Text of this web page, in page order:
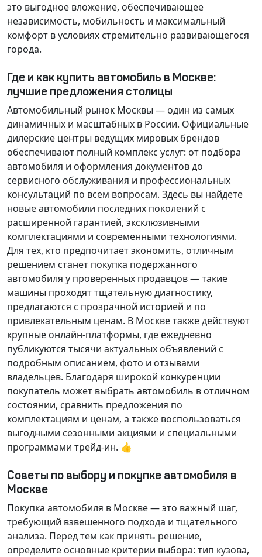
это выгодное вложение, обеспечивающее
независимость, мобильность и максимальный
комфорт в условиях стремительно развивающегося
города.
Где и как купить автомобиль в Москве:
лучшие предложения столицы
Автомобильный рынок Москвы — один из самых
динамичных и масштабных в России. Официальные
дилерские центры ведущих мировых брендов
обеспечивают полный комплекс услуг: от подбора
автомобиля и оформления документов до
сервисного обслуживания и профессиональных
консультаций по всем вопросам. Здесь вы найдете
новые автомобили последних поколений с
расширенной гарантией, эксклюзивными
комплектациями и современными технологиями.
Для тех, кто предпочитает экономить, отличным
решением станет покупка подержанного
автомобиля у проверенных продавцов — такие
машины проходят тщательную диагностику,
предлагаются с прозрачной историей и по
привлекательным ценам. В Москве также действуют
крупные онлайн-платформы, где ежедневно
публикуются тысячи актуальных объявлений с
подробным описанием, фото и отзывами
владельцев. Благодаря широкой конкуренции
покупатель может выбрать автомобиль в отличном
состоянии, сравнить предложения по
комплектациям и ценам, а также воспользоваться
выгодными сезонными акциями и специальными
программами трейд-ин. 👍
Советы по выбору и покупке автомобиля в
Москве
Покупка автомобиля в Москве — это важный шаг,
требующий взвешенного подхода и тщательного
анализа. Перед тем как принять решение,
определите основные критерии выбора: тип кузова,